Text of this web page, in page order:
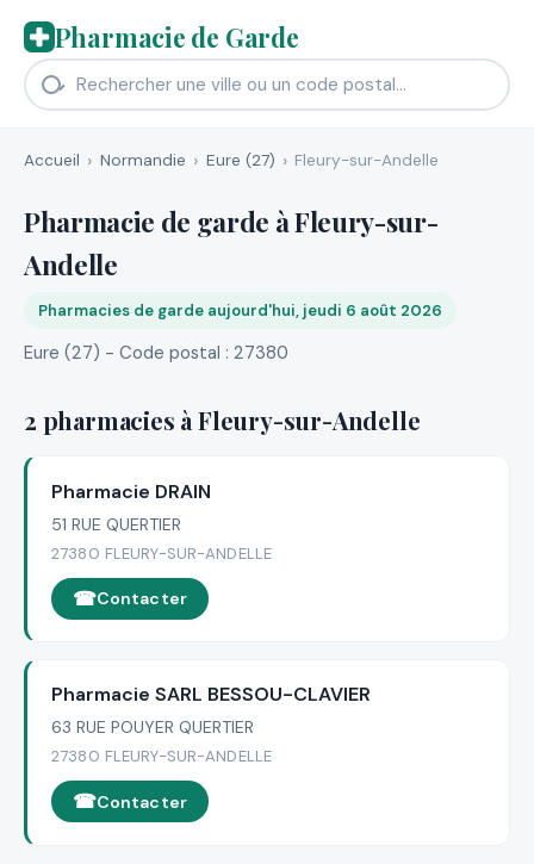
Pharmacie de Garde
Accueil Normandie Eure (27) Fleury-sur-Andelle
Pharmacie de garde à Fleury-sur-
Andelle
Pharmacies de garde aujourd'hui, jeudi 6 août 2026
Eure (27) - Code postal : 27380
2 pharmacies à Fleury-sur-Andelle
Pharmacie DRAIN
51 RUE QUERTIER
27380 FLEURY-SUR-ANDELLE
Contacter
Pharmacie SARL BESSOU-CLAVIER
63 RUE POUYER QUERTIER
27380 FLEURY-SUR-ANDELLE
Contacter